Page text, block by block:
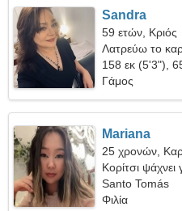
Sandra
59 ετών, Κριός
Λατρεύω το
158 εκ (5'3"),
Γάμος
Mariana
25 χρονών,
Κορίτσι ψάχνει
Santo Tomás
Φιλία